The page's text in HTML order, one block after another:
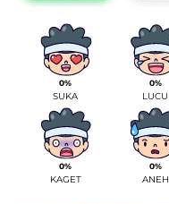
0%
SUKA
0%
LUCU
0%
KAGET
0%
ANEH